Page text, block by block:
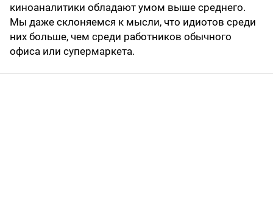
киноаналитики обладают умом выше среднего.
Мы даже склоняемся к мысли, что идиотов среди
них больше, чем среди работников обычного
офиса или супермаркета.